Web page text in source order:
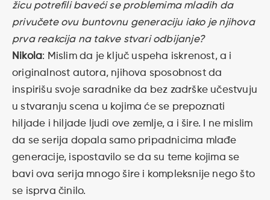
žicu potrefili baveći se problemima mladih da
privučete ovu buntovnu generaciju iako je njihova
prva reakcija na takve stvari odbijanje?
Nikola: Mislim da je ključ uspeha iskrenost, a i
originalnost autora, njihova sposobnost da
inspirišu svoje saradnike da bez zadrške učestvuju
u stvaranju scena u kojima će se prepoznati
hiljade i hiljade ljudi ove zemlje, a i šire. I ne mislim
da se serija dopala samo pripadnicima mlađe
generacije, ispostavilo se da su teme kojima se
bavi ova serija mnogo šire i kompleksnije nego što
se isprva činilo.